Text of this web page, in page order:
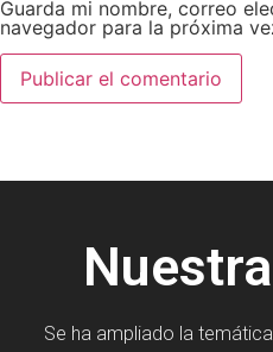
Guarda mi nombre, correo
navegador para la próxima
Se ha ampliado la